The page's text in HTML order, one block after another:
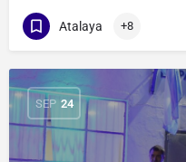
Atalaya +8
SEP 24